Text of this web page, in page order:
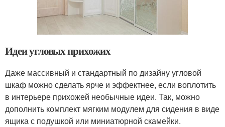
Идеи угловых прихожих
Даже массивный и стандартный по дизайну угловой
шкаф можно сделать ярче и эффектнее, если воплотить
в интерьере прихожей необычные идеи. Так, можно
дополнить комплект мягким модулем для сидения в виде
ящика с подушкой или миниатюрной скамейки.